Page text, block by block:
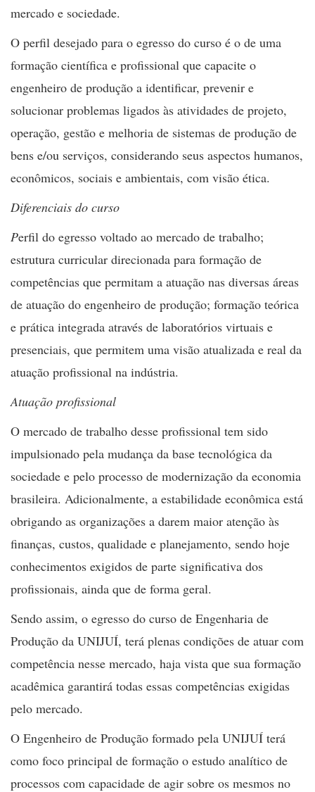
mercado e sociedade.
O perfil desejado para o egresso do curso é o de uma
formação científica e profissional que capacite o
engenheiro de produção a identificar, prevenir e
solucionar problemas ligados às atividades de projeto,
operação, gestão e melhoria de sistemas de produção de
bens e/ou serviços, considerando seus aspectos humanos,
econômicos, sociais e ambientais, com visão ética.
Diferenciais do curso
Perfil do egresso voltado ao mercado de trabalho;
estrutura curricular direcionada para formação de
competências que permitam a atuação nas diversas áreas
de atuação do engenheiro de produção; formação teórica
e prática integrada através de laboratórios virtuais e
presenciais, que permitem uma visão atualizada e real da
atuação profissional na indústria.
Atuação profissional
O mercado de trabalho desse profissional tem sido
impulsionado pela mudança da base tecnológica da
sociedade e pelo processo de modernização da economia
brasileira. Adicionalmente, a estabilidade econômica está
obrigando as organizações a darem maior atenção às
finanças, custos, qualidade e planejamento, sendo hoje
conhecimentos exigidos de parte significativa dos
profissionais, ainda que de forma geral.
Sendo assim, o egresso do curso de Engenharia de
Produção da UNIJUÍ, terá plenas condições de atuar com
competência nesse mercado, haja vista que sua formação
acadêmica garantirá todas essas competências exigidas
pelo mercado.
O Engenheiro de Produção formado pela UNIJUÍ terá
como foco principal de formação o estudo analítico de
processos com capacidade de agir sobre os mesmos no